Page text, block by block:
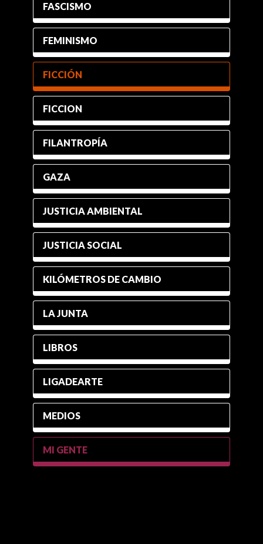
FASCISMO
FEMINISMO
FICCIÓN
FICCION
FILANTROPÍA
GAZA
JUSTICIA AMBIENTAL
JUSTICIA SOCIAL
KILÓMETROS DE CAMBIO
LA JUNTA
LIBROS
LIGADEARTE
MEDIOS
MI GENTE